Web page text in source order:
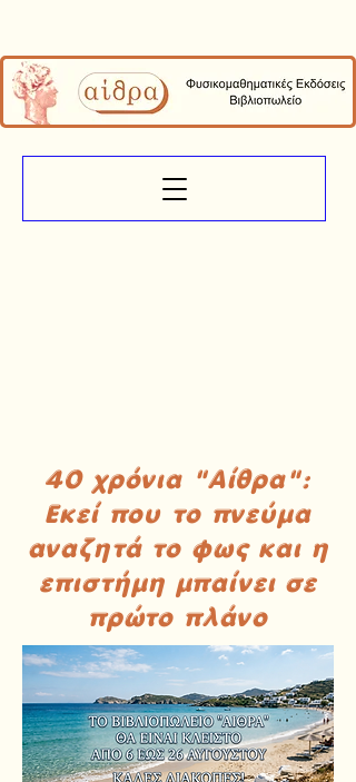
40 χρόνια "Αίθρα":
Εκεί που το πνεύμα
αναζητά το φως και η
επιστήμη μπαίνει σε
πρώτο πλάνο